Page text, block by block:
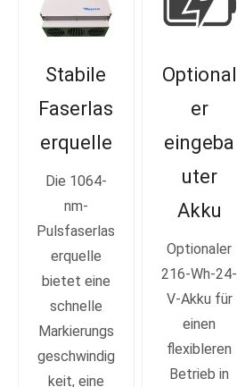
Stabile
Faserlas
erquelle
Die 1064-
nm-
Pulsfaserlas
erquelle
bietet eine
schnelle
Markierungs
geschwindig
keit, eine
Optional
er
eingeba
uter
Akku
Optionaler
216-Wh-24-
V-Akku für
einen
flexibleren
Betrieb in